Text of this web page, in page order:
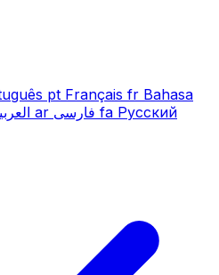
pt Français fr Bahasa
ar فارسی fa Русский